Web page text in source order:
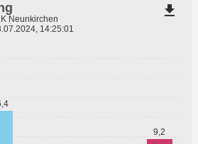
9,2
Neunkirchen
14:25:01
file_download